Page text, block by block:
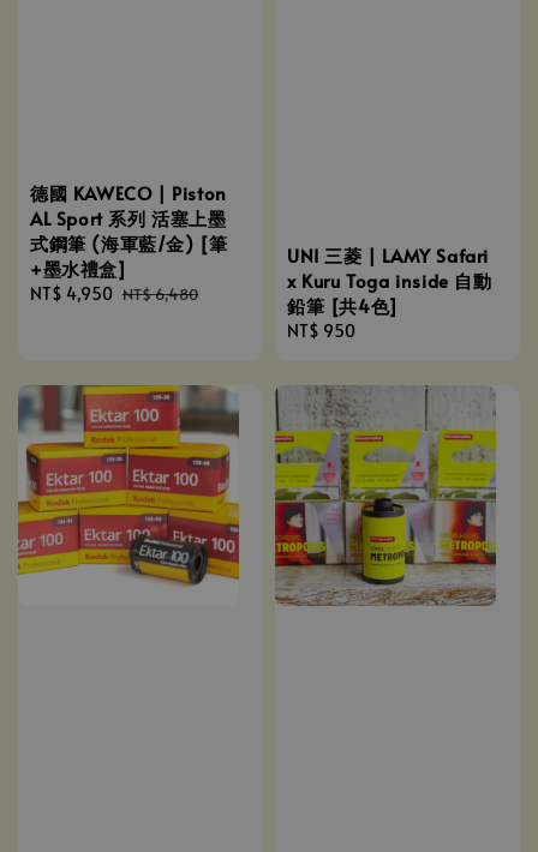
德國 KAWECO | Piston
AL Sport 系列 活塞上墨
式鋼筆 (海軍藍/金) [筆
+墨水禮盒]
Sale
NT$ 4,950 Regular
NT$ 6,480
UNI 三菱 | LAMY Safari
x Kuru Toga inside 自動
鉛筆 [共4色]
Regular
NT$ 950